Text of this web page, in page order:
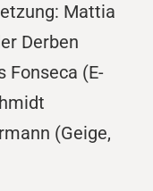
Mattia
Derben
Fonseca (E-
(Geige,